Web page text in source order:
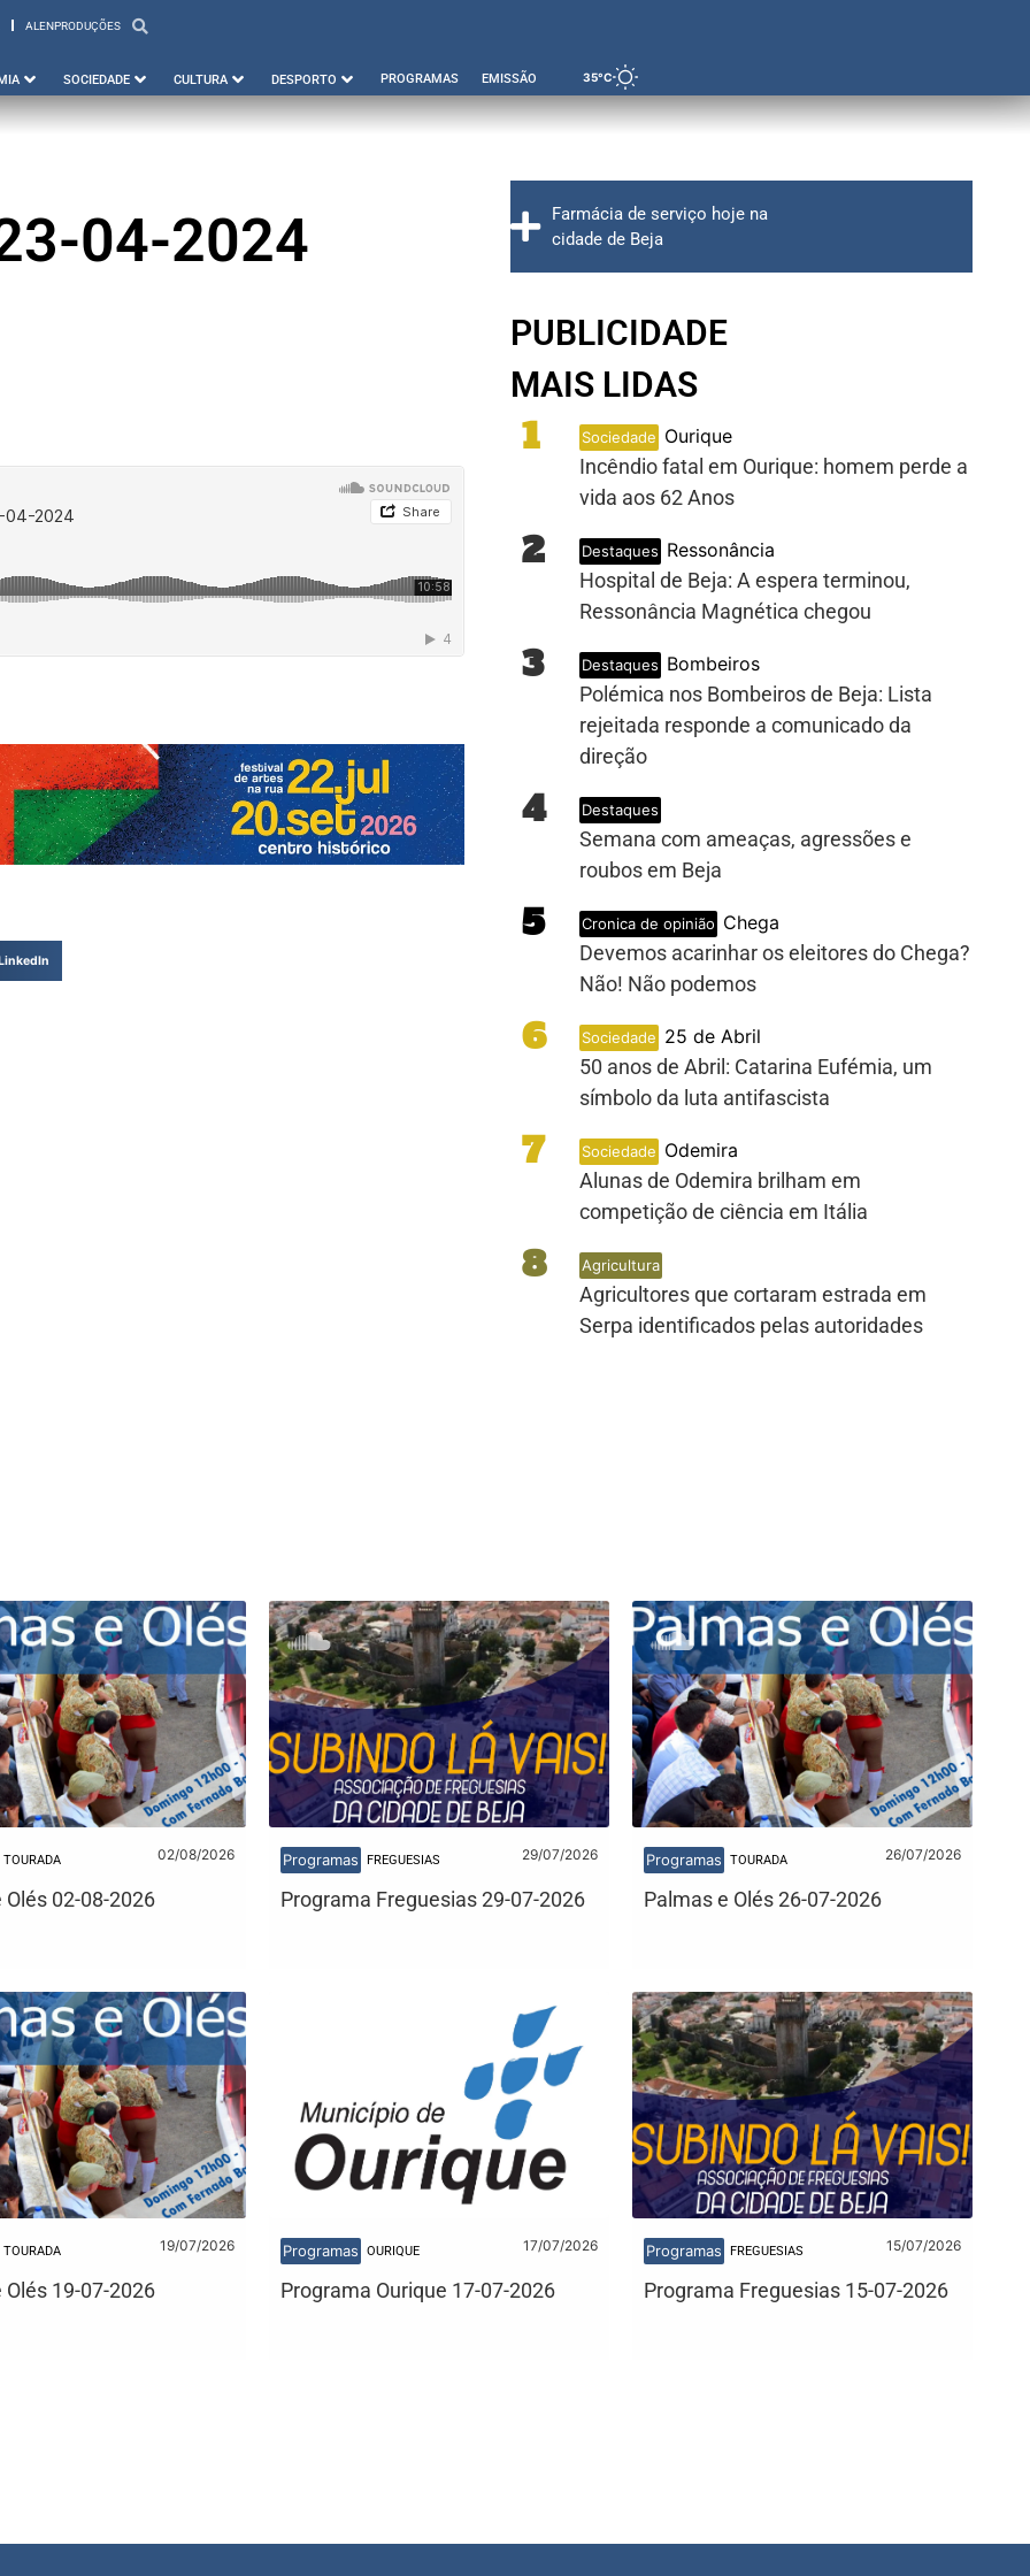
ALENPRODUÇÕES
SOCIEDADE CULTURA DESPORTO PROGRAMAS EMISSÃO 35°C
ALENPRODUÇÕES
04-2024
Farmácia de serviço hoje na
cidade de Beja
PUBLICIDADE
MAIS LIDAS
1 Sociedade Ourique
Incêndio fatal em Ourique: homem perde a
vida aos 62 Anos
2 Destaques Ressonância
Hospital de Beja: A espera terminou,
Ressonância Magnética chegou
3 Destaques Bombeiros
Polémica nos Bombeiros de Beja: Lista
rejeitada responde a comunicado da
direção
4 Destaques
Semana com ameaças, agressões e
roubos em Beja
5 Cronica de opinião Chega
Devemos acarinhar os eleitores do Chega?
Não! Não podemos
6 Sociedade 25 de Abril
50 anos de Abril: Catarina Eufémia, um
símbolo da luta antifascista
7 Sociedade Odemira
Alunas de Odemira brilham em
competição de ciência em Itália
8 Agricultura
Agricultores que cortaram estrada em
Serpa identificados pelas autoridades
TOURADA 02/08/2026
Olés 02-08-2026
Programas FREGUESIAS 29/07/2026
Programa Freguesias 29-07-2026
Programas TOURADA 26/07/2026
Palmas e Olés 26-07-2026
TOURADA 19/07/2026
Olés 19-07-2026
Programas OURIQUE 17/07/2026
Programa Ourique 17-07-2026
Programas FREGUESIAS 15/07/2026
Programa Freguesias 15-07-2026